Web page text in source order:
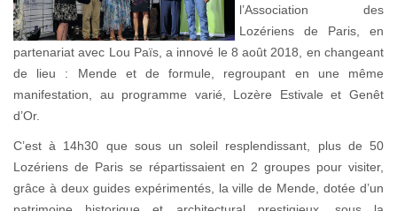
l’Association des
Lozériens de Paris, en
partenariat avec Lou Païs, a innové le 8 août 2018, en changeant
de lieu : Mende et de formule, regroupant en une même
manifestation, au programme varié, Lozère Estivale et Genêt
d’Or.
C’est à 14h30 que sous un soleil resplendissant, plus de 50
Lozériens de Paris se répartissaient en 2 groupes pour visiter,
grâce à deux guides expérimentés, la ville de Mende, dotée d’un